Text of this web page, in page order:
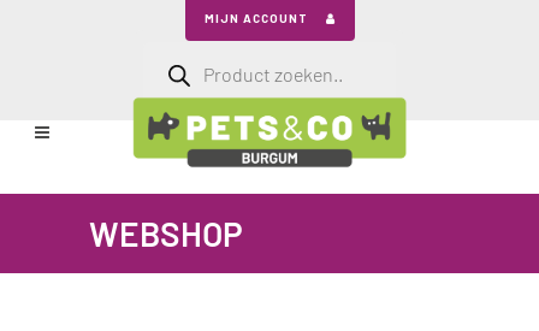
zoeken
MIJN ACCOUNT
WEBSHOP